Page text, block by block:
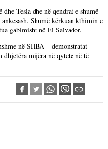
dhe Tesla dhe në qendrat e shumë
Shumë kërkuan kthimin e
gabimisht në El Salvador.
në SHBA – demonstratat
mijëra në qytete në të